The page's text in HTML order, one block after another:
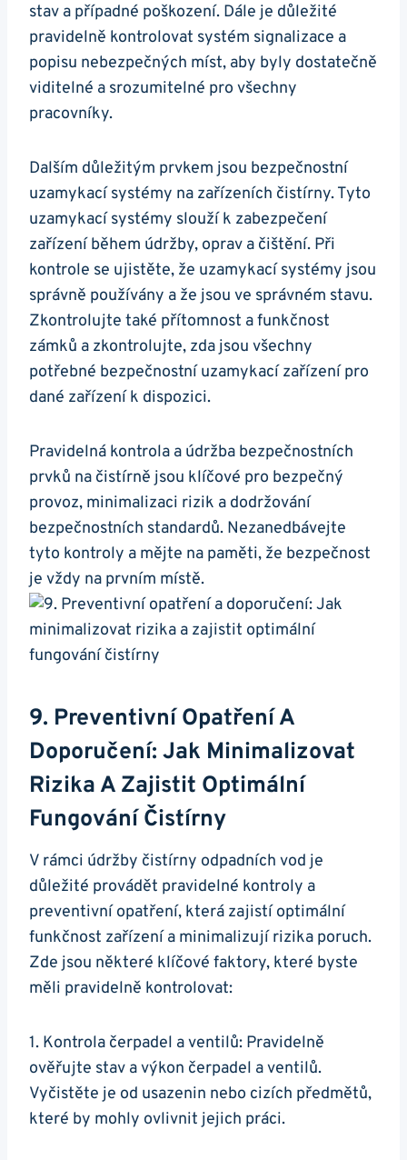
stav a případné poškození. Dále je důležité
pravidelně kontrolovat systém signalizace a
popisu nebezpečných míst, aby byly dostatečně
viditelné a srozumitelné pro všechny
pracovníky.
Dalším důležitým prvkem jsou bezpečnostní
uzamykací systémy na zařízeních čistírny. Tyto
uzamykací systémy slouží k zabezpečení
zařízení během údržby, oprav a čištění. Při
kontrole se ujistěte, že uzamykací systémy jsou
správně používány a že jsou ve správném stavu.
Zkontrolujte také přítomnost a funkčnost
zámků a zkontrolujte, zda jsou všechny
potřebné bezpečnostní uzamykací zařízení pro
dané zařízení k dispozici.
Pravidelná kontrola a údržba bezpečnostních
prvků na čistírně jsou klíčové pro bezpečný
provoz, minimalizaci rizik a dodržování
bezpečnostních standardů. Nezanedbávejte
tyto kontroly a mějte na paměti, že bezpečnost
je vždy na prvním místě.
9. Preventivní Opatření A
Doporučení: Jak Minimalizovat
Rizika A Zajistit Optimální
Fungování Čistírny
V rámci údržby čistírny odpadních vod je
důležité provádět pravidelné kontroly a
preventivní opatření, která zajistí optimální
funkčnost zařízení a minimalizují rizika poruch.
Zde jsou některé klíčové faktory, které byste
měli pravidelně kontrolovat:
1. Kontrola čerpadel a ventilů: Pravidelně
ověřujte stav a výkon čerpadel a ventilů.
Vyčistěte je od usazenin nebo cizích předmětů,
které by mohly ovlivnit jejich práci.